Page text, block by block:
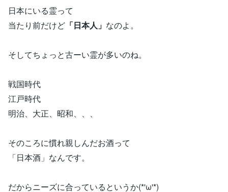
日本にいる霊って
当たり前だけど 「日本人」 なのよ。
そしてちょっと古ーい霊が多いのね。
戦国時代
江戸時代
明治、大正、昭和、、、
そのころに慣れ親しんだお酒って
「日本酒」なんです。
だからニーズに合っているというか(*'ω'*)